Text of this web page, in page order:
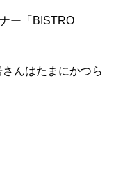
ー「BISTRO
んはたまにかつら